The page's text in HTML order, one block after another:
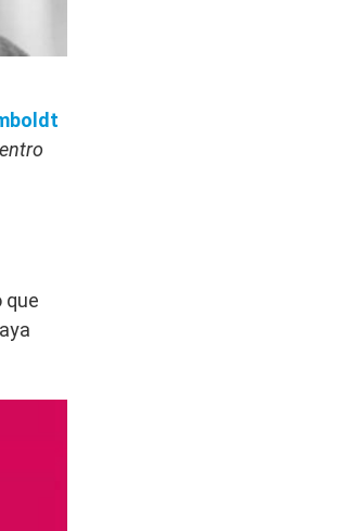
que